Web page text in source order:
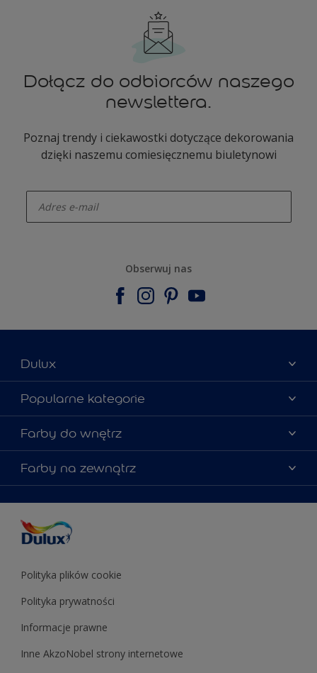
Dołącz do odbiorców naszego
newslettera.
Poznaj trendy i ciekawostki dotyczące dekorowania
dzięki naszemu comiesięcznemu biuletynowi
Obserwuj nas
Dulux
Materiały marketingowe
Mapa strony
Kontakt
Zgodność kolorów
Popularne kategorie
Kolory farb
Porady ekspertów
Zainspiruj się
Znajdź sklep
Farby do wnętrz
Farby do ścian
Farby uniwersalne
Podkłady i grunty
Testery farb
Farby do sufitów
Farby na zewnątrz
Farby uniwersalne
Podkłady i grunty
Polityka plików cookie
Polityka prywatności
Informacje prawne
Inne AkzoNobel strony internetowe